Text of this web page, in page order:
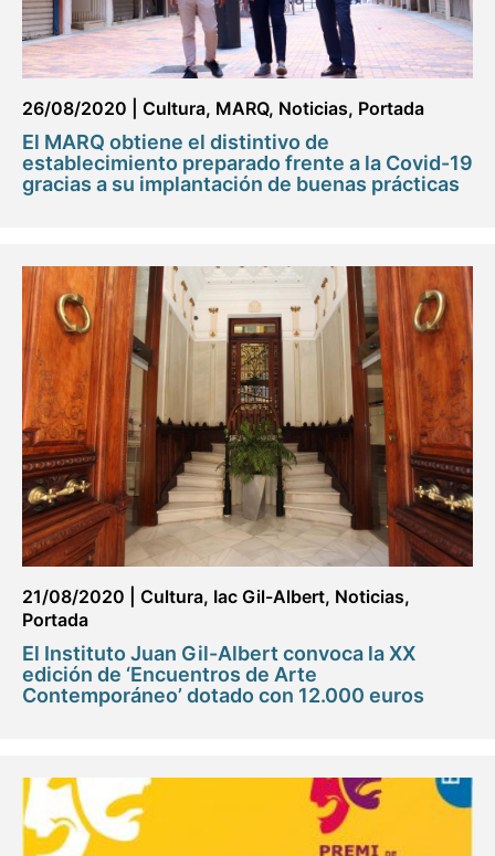
26/08/2020 Cultura, MARQ, Noticias, Portada
El MARQ obtiene el distintivo de
establecimiento preparado frente a la Covid-19
gracias a su implantación de buenas prácticas
21/08/2020 Cultura, Iac Gil-Albert, Noticias,
Portada
El Instituto Juan Gil-Albert convoca la XX
edición de ‘Encuentros de Arte
Contemporáneo’ dotado con 12.000 euros